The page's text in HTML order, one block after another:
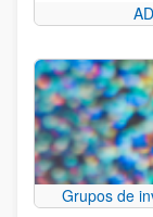
Grupos de